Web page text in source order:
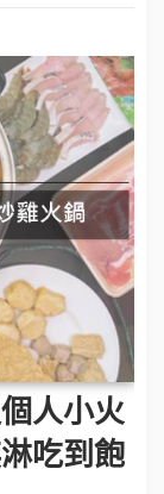
人小火
吃到飽